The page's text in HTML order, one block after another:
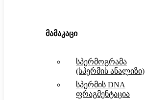
მამაკაცი
სპერმოგრამა
(სპერმის ანალიზი)
სპერმის DNA
ფრაგმენტაცია